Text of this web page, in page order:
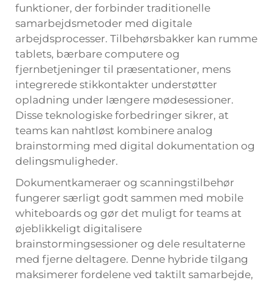
funktioner, der forbinder traditionelle
samarbejdsmetoder med digitale
arbejdsprocesser. Tilbehørsbakker kan rumme
tablets, bærbare computere og
fjernbetjeninger til præsentationer, mens
integrerede stikkontakter understøtter
opladning under længere mødesessioner.
Disse teknologiske forbedringer sikrer, at
teams kan nahtløst kombinere analog
brainstorming med digital dokumentation og
delingsmuligheder.
Dokumentkameraer og scanningstilbehør
fungerer særligt godt sammen med mobile
whiteboards og gør det muligt for teams at
øjeblikkeligt digitalisere
brainstormingsessioner og dele resultaterne
med fjerne deltagere. Denne hybride tilgang
maksimerer fordelene ved taktilt samarbejde,